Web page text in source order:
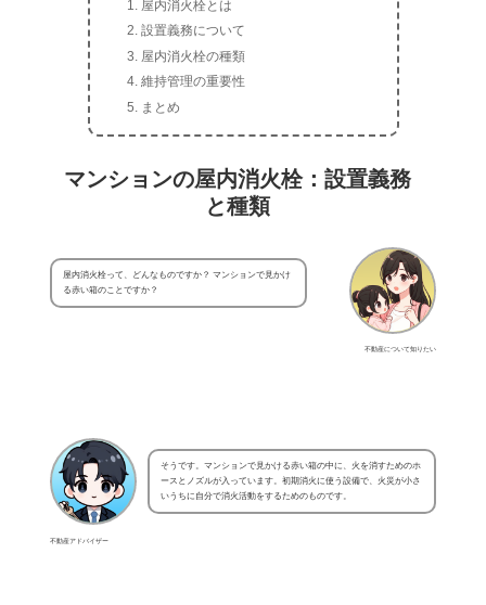
屋内消火栓とは
設置義務について
屋内消火栓の種類
維持管理の重要性
まとめ
マンションの屋内消火栓：設置義務
と種類
不動産について知りたい
屋内消火栓って、どんなものですか？ マンションで見かけ
る赤い箱のことですか？
不動産アドバイザー
そうです。マンションで見かける赤い箱の中に、火を消すためのホ
ースとノズルが入っています。初期消火に使う設備で、火災が小さ
いうちに自分で消火活動をするためのものです。